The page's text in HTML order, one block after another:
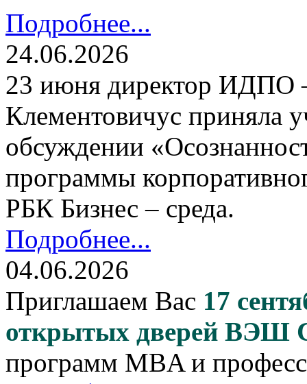
Подробнее...
24.06.2026
23 июня директор
Клементовичус приняла
обсуждении
программы
РБК Бизнес – среда.
Подробнее...
04.06.2026
Приглашаем Вас 17
открытых дверей ВЭШ
программ MBA и